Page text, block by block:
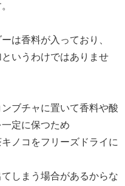
は香料が入っており、
いうわけではありませ
ブチャに置いて香料や酸
定に保つため
ノコをフリーズドライに
しまう場合があるからな